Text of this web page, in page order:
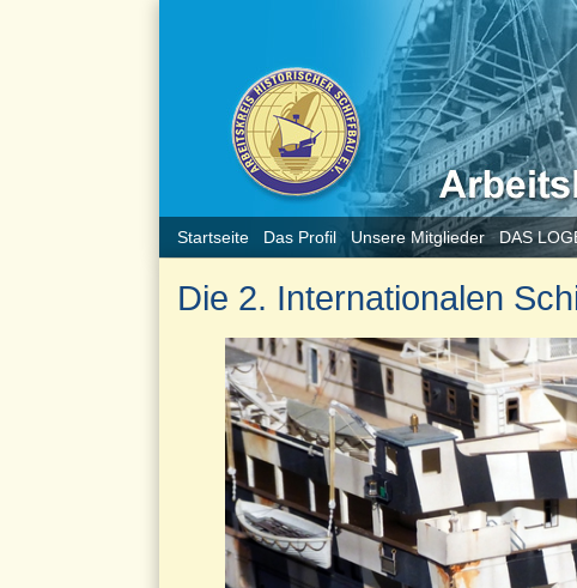
Startseite Das Profil Unsere Mitglieder DAS
Die 2. Internationalen